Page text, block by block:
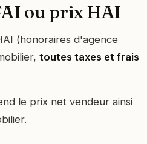
ou prix HAI
(honoraires d'agence
toutes taxes et frais
le prix net vendeur ainsi